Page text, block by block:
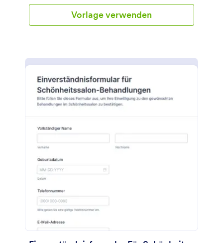
Frisörsalons darauf vorbereiten, wie der Kunde
behandelt werden soll und welche Dienstleistung er
Datum des Termins, die persönlichen Daten des
die der Kunde wünscht, damit zusammenhängende
Fragen über das Haar des Kunden, die Liste der
Produkte, die der Kunde verwendet, die
neue Termintool, mit dem der Kunde ein Datum und
Tool verfügt auch über eine Verfügbarkeitsfunktion.
Wenn der vorherige Kunde bereits ein bestimmtes
Datum ausgewählt hat, ist es für einen anderen
Kunden nicht mehr verfügbar, es sei denn, Sie
ändern das Limit. Dieses Formular verwendet auch
das Datei-Upload-Tool, mit dem der Kunde Fotos
der von ihm gewünschten Frisuren hochladen kann.
Diese Vorlage verwendet auch das konfigurierbare
Listen-Widget für die Liste der Medikamente und
Haarprodukte, die der Kunde verwendet.
Vorlage verwenden